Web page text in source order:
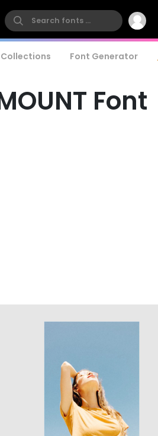
Collections Font Generator
Font